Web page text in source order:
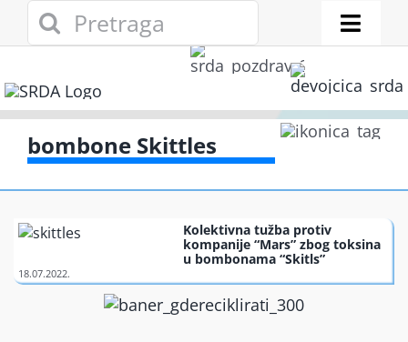
Search
for:
Toggle
Eko adresar
Eko pravo
bombone Skittles
Kolektivna tužba protiv
kompanije “Mars” zbog toksina
u bombonama “Skitls”